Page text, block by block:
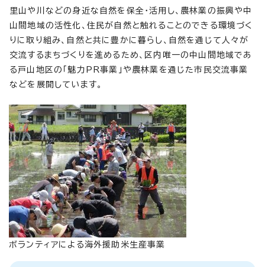
里山や川などの身近な自然を保全・活用し、農林業の振興や中
山間地域の活性化、住民が自然と触れることのできる環境づく
りに取り組み、自然と共に豊かに暮らし、自然を通じて人々が
交流するまちづくりを進めるため、区内唯一の中山間地域であ
る戸山地区の「魅力PR事業」や農林業を通じた市民交流事業
などを展開しています。
ボランティアによる海外援助米生産事業